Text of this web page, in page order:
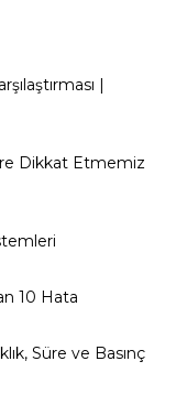
|
Dikkat Etmemiz
10 Hata
Süre ve Basınç